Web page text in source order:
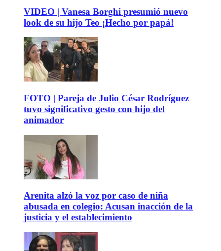
VIDEO | Vanesa Borghi presumió nuevo
look de su hijo Teo ¡Hecho por papá!
FOTO | Pareja de Julio César Rodríguez
tuvo significativo gesto con hijo del
animador
Arenita alzó la voz por caso de niña
abusada en colegio: Acusan inacción de la
justicia y el establecimiento